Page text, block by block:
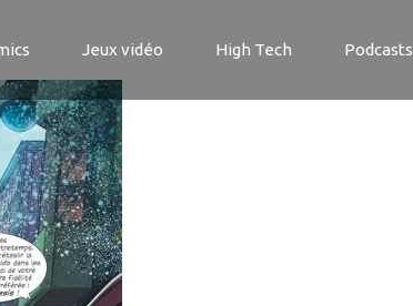
Jeux vidéo High Tech Podcasts